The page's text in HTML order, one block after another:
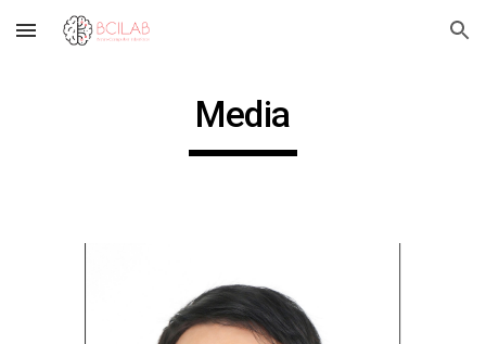
Skip to main content Skip to navigation
Media